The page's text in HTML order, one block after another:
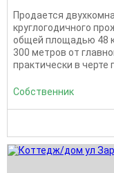
Продается
круглогодичного
общей площадью 48
300 метров от
практически в черте
Собственник